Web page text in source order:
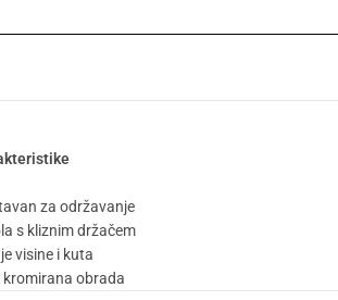
za održavanje
s kliznim držačem
visine i kuta
obrada